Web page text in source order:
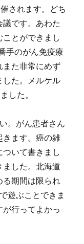
されます。どち
です。あわた
とができまし
手のがん免疫療
また非常にめず
した。メルケル
した。
。がん患者さん
きます。癌の雑
いて書きまし
した。北海道
る期間は限られ
遊ぶことできま
行ってよかっ